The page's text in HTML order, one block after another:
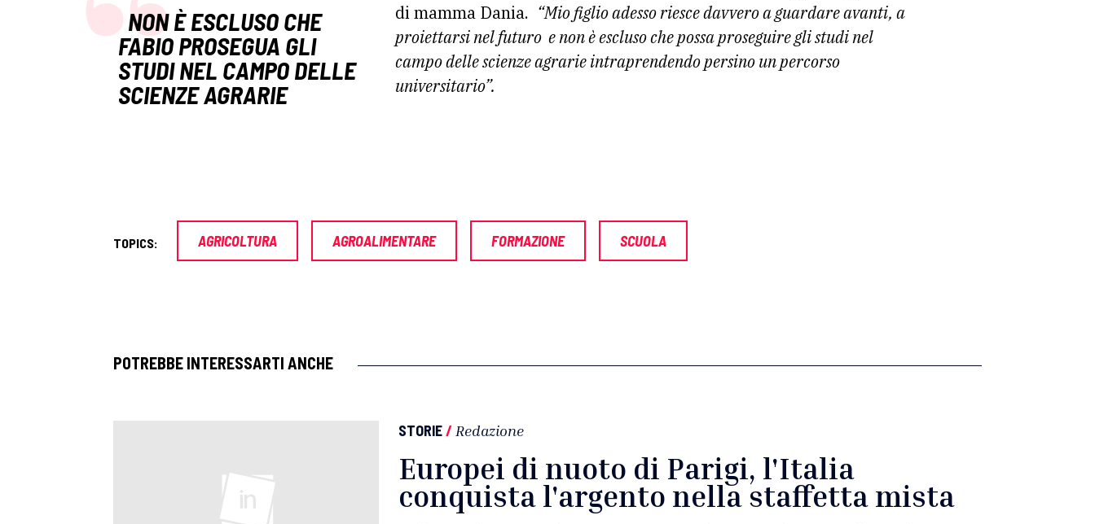
NON È ESCLUSO CHE
FABIO PROSEGUA GLI
STUDI NEL CAMPO DELLE
SCIENZE AGRARIE
di mamma Dania. “Mio figlio adesso riesce davvero a guardare avanti, a
proiettarsi nel futuro e non è escluso che possa proseguire gli studi nel
campo delle scienze agrarie intraprendendo persino un percorso
universitario”.
TOPICS: AGRICOLTURA AGROALIMENTARE FORMAZIONE SCUOLA
POTREBBE INTERESSARTI ANCHE
STORIE/ Redazione
Europei di nuoto di Parigi, l'Italia
conquista l'argento nella staffetta mista